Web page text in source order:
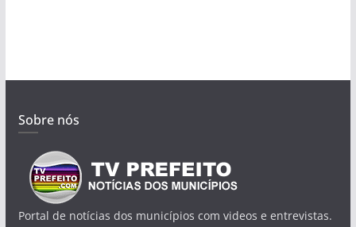
Sobre nós
Portal de notícias dos municípios com videos e entrevistas.